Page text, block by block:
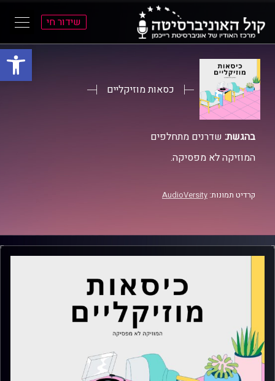
פתח
הראשי
הראשי
שידור חי
כסאות מוזיקליים
בהגשת: שדרנים מתחלפים
המוזיקה לא מפסיקה.
קרדיט תמונות: AudioVersity